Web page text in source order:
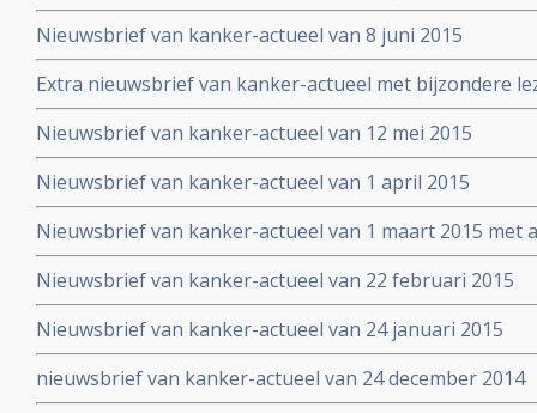
Nieuwsbrief van kanker-actueel van 8 juni 2015
Extra nieuwsbrief van kanker-actueel met bijzondere
Truth about cancer: Step outside the box op 25 mei
symposium
Nieuwsbrief van kanker-actueel van 12 mei 2015
Nieuwsbrief van kanker-actueel van 1 april 2015
Nieuwsbrief van kanker-actueel van 1 maart 2015 met
wetenschappelijk bewezen niet-toxische middelen en
Nieuwsbrief van kanker-actueel van 22 februari 2015
Nieuwsbrief van kanker-actueel van 24 januari 2015
nieuwsbrief van kanker-actueel van 24 december 2014